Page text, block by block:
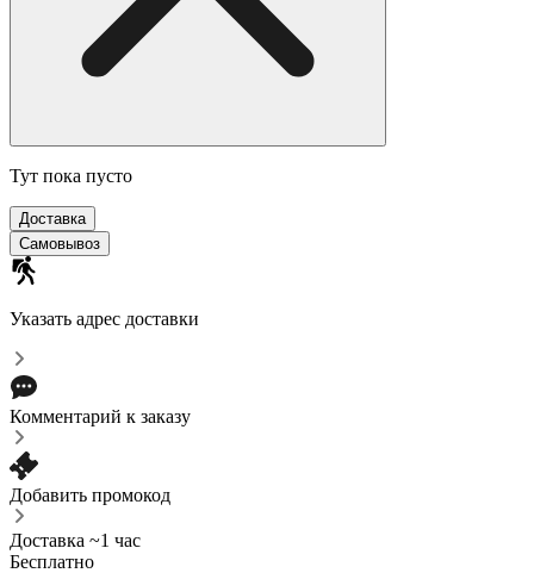
Тут пока пусто
Доставка
Cамовывоз
Указать адрес доставки
Комментарий к заказу
Добавить промокод
Доставка ~1 час
Бесплатно